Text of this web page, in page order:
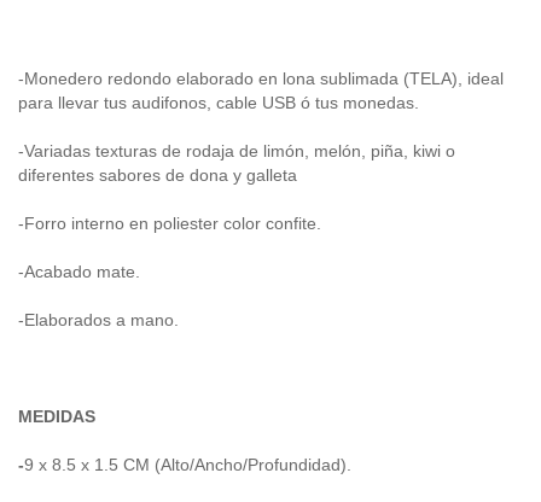
-Monedero redondo elaborado en lona sublimada (TELA), ideal
para llevar tus audifonos, cable USB ó tus monedas.
-Variadas texturas de rodaja de limón, melón, piña, kiwi o
diferentes sabores de dona y galleta
-Forro interno en poliester color confite.
-Acabado mate.
-Elaborados a mano.
MEDIDAS
-9 x 8.5 x 1.5 CM (Alto/Ancho/Profundidad).